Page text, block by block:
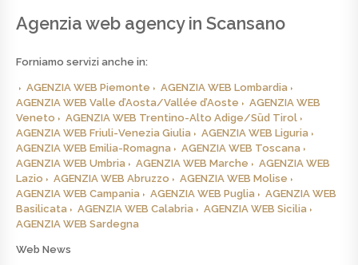
Agenzia web agency in Scansano
Forniamo servizi anche in:
AGENZIA WEB Piemonte
AGENZIA WEB Lombardia
AGENZIA WEB Valle d’Aosta/Vallée d’Aoste
AGENZIA WEB
Veneto
AGENZIA WEB Trentino-Alto Adige/Süd Tirol
AGENZIA WEB Friuli-Venezia Giulia
AGENZIA WEB Liguria
AGENZIA WEB Emilia-Romagna
AGENZIA WEB Toscana
AGENZIA WEB Umbria
AGENZIA WEB Marche
AGENZIA WEB
Lazio
AGENZIA WEB Abruzzo
AGENZIA WEB Molise
AGENZIA WEB Campania
AGENZIA WEB Puglia
AGENZIA WEB
Basilicata
AGENZIA WEB Calabria
AGENZIA WEB Sicilia
AGENZIA WEB Sardegna
Web News